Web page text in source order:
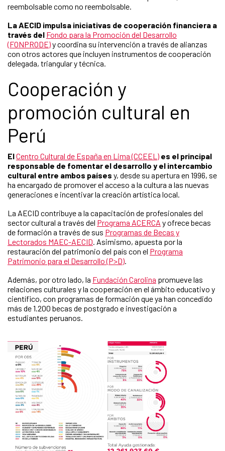
reembolsable como no reembolsable.
La AECID impulsa iniciativas de cooperación financiera a
través del Fondo para la Promoción del Desarrollo
(FONPRODE)y coordina su intervención a través de alianzas
con otros actores que incluyen instrumentos de cooperación
delegada, triangular y técnica.
Cooperación y
promoción cultural en
Perú
ElCentro Cultural de España en Lima (CCEEL) es el principal
responsable de fomentar el desarrollo y el intercambio
cultural entre ambos países y, desde su apertura en 1996, se
ha encargado de promover el acceso a la cultura a las nuevas
generaciones e incentivar la creación artística local.
La AECID contribuye a la capacitación de profesionales del
sector cultural a través del Programa ACERCA y ofrece becas
de formación a través de sus Programas de Becas y
Lectorados MAEC-AECID . Asimismo, apuesta por la
restauración del patrimonio del país con el Programa
Patrimonio para el Desarrollo (P>D)
Además, por otro lado, la Fundación Carolina promueve las
relaciones culturales y la cooperación en el ámbito educativo y
científico, con programas de formación que ya han concedido
más de 1.200 becas de postgrado e investigación a
estudiantes peruanos.